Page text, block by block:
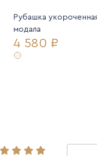
Рубашка
модала
4 580 ₽